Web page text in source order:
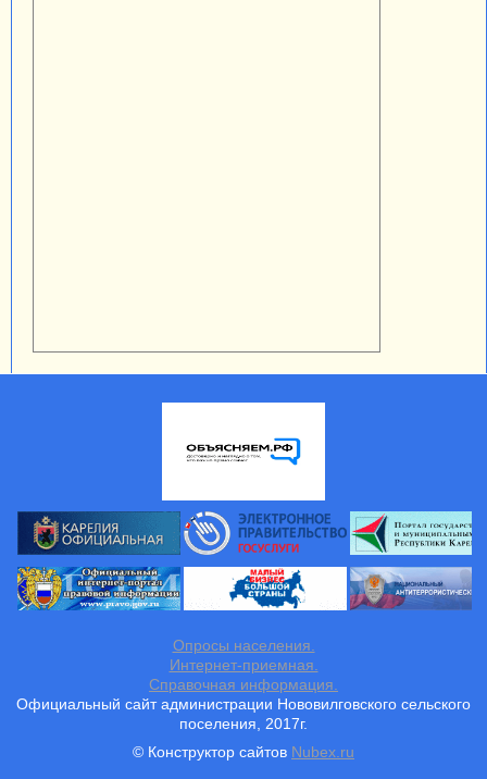
Опросы населения.
Интернет-приемная.
Справочная информация.
Официальный сайт администрации Нововилговского сельского
поселения, 2017г.
© Конструктор сайтов Nubex.ru